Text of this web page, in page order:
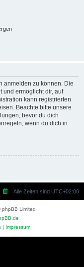
anmelden zu können. Die
und ermöglicht dir, auf
kann registrierten
Beachte bitte unsere
bevor du dich
wenn du dich in
Alle Zeiten sind UTC+02:00
Limited
| Impressum